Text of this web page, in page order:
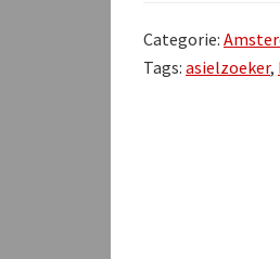
Categorie:
Tags: asielzoeker,